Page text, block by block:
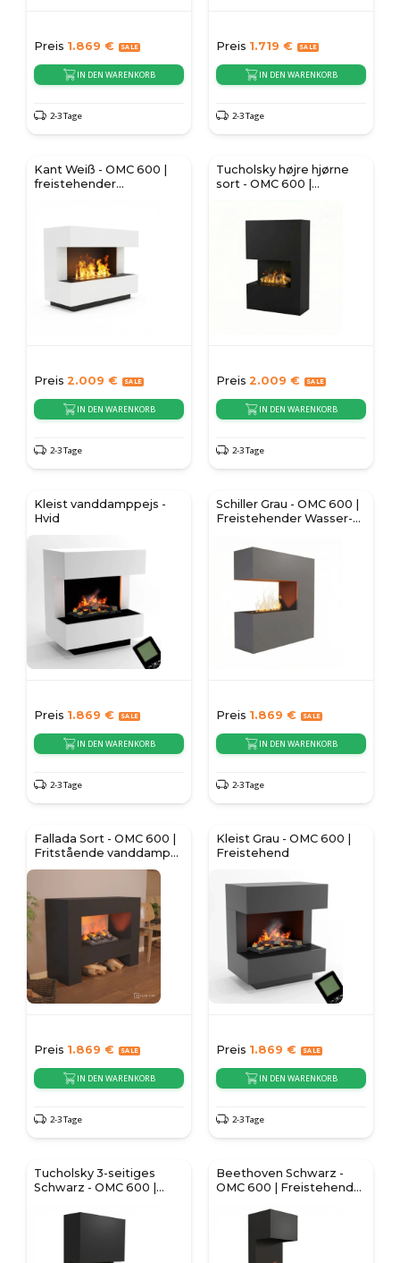
Preis 1.869 €
IN DEN WARENKORB
2-3 Tage
Preis 1.719 €
IN DEN WARENKORB
2-3 Tage
Kant Weiß - OMC 600 |
freistehender
Preis 2.009 €
IN DEN WARENKORB
2-3 Tage
Tucholsky højre hjørne
sort - OMC 600 |
Preis 2.009 €
IN DEN WARENKORB
2-3 Tage
Kleist vanddamppejs -
Hvid
Preis 1.869 €
IN DEN WARENKORB
2-3 Tage
Schiller Grau - OMC 600 |
Freistehender Wasser-
Preis 1.869 €
IN DEN WARENKORB
2-3 Tage
Fallada Sort - OMC 600 |
Fritstående vanddamp
pejs
Preis 1.869 €
IN DEN WARENKORB
2-3 Tage
Kleist Grau - OMC 600 |
Freistehend
Preis 1.869 €
IN DEN WARENKORB
2-3 Tage
Tucholsky 3-seitiges
Schwarz - OMC 600 |
Beethoven Schwarz -
OMC 600 | Freistehender